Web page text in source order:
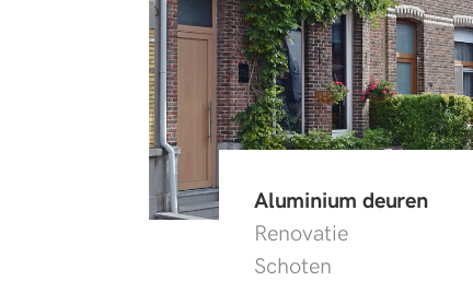
Aluminium deuren
Renovatie
Schoten